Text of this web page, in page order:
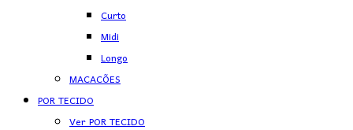
Curto
Midi
Longo
MACACÕES
POR TECIDO
Ver POR TECIDO